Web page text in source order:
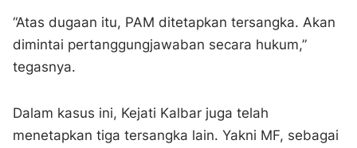
“Atas dugaan itu, PAM ditetapkan tersangka. Akan
dimintai pertanggungjawaban secara hukum,”
tegasnya.
Dalam kasus ini, Kejati Kalbar juga telah
menetapkan tiga tersangka lain. Yakni MF, sebagai